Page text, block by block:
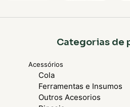
Categorias de
Acessórios
Cola
Ferramentas e Insumos
Outros Acesorios